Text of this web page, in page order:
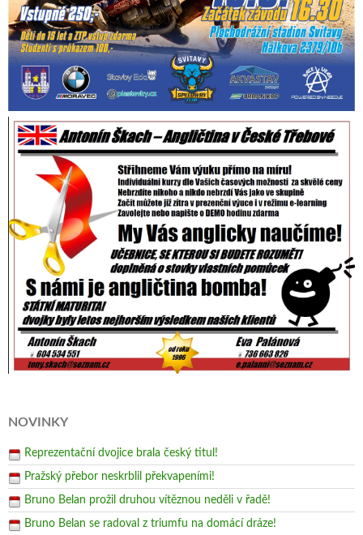
NOVINKY
Reprezentační dvojice brala český titul!
Pražský přebor neskrblil překvapeními!
Bruno Belan prožil druhou vítěznou neděli v řadě!
Bruno Belan se radoval z triumfu na domácí dráze!